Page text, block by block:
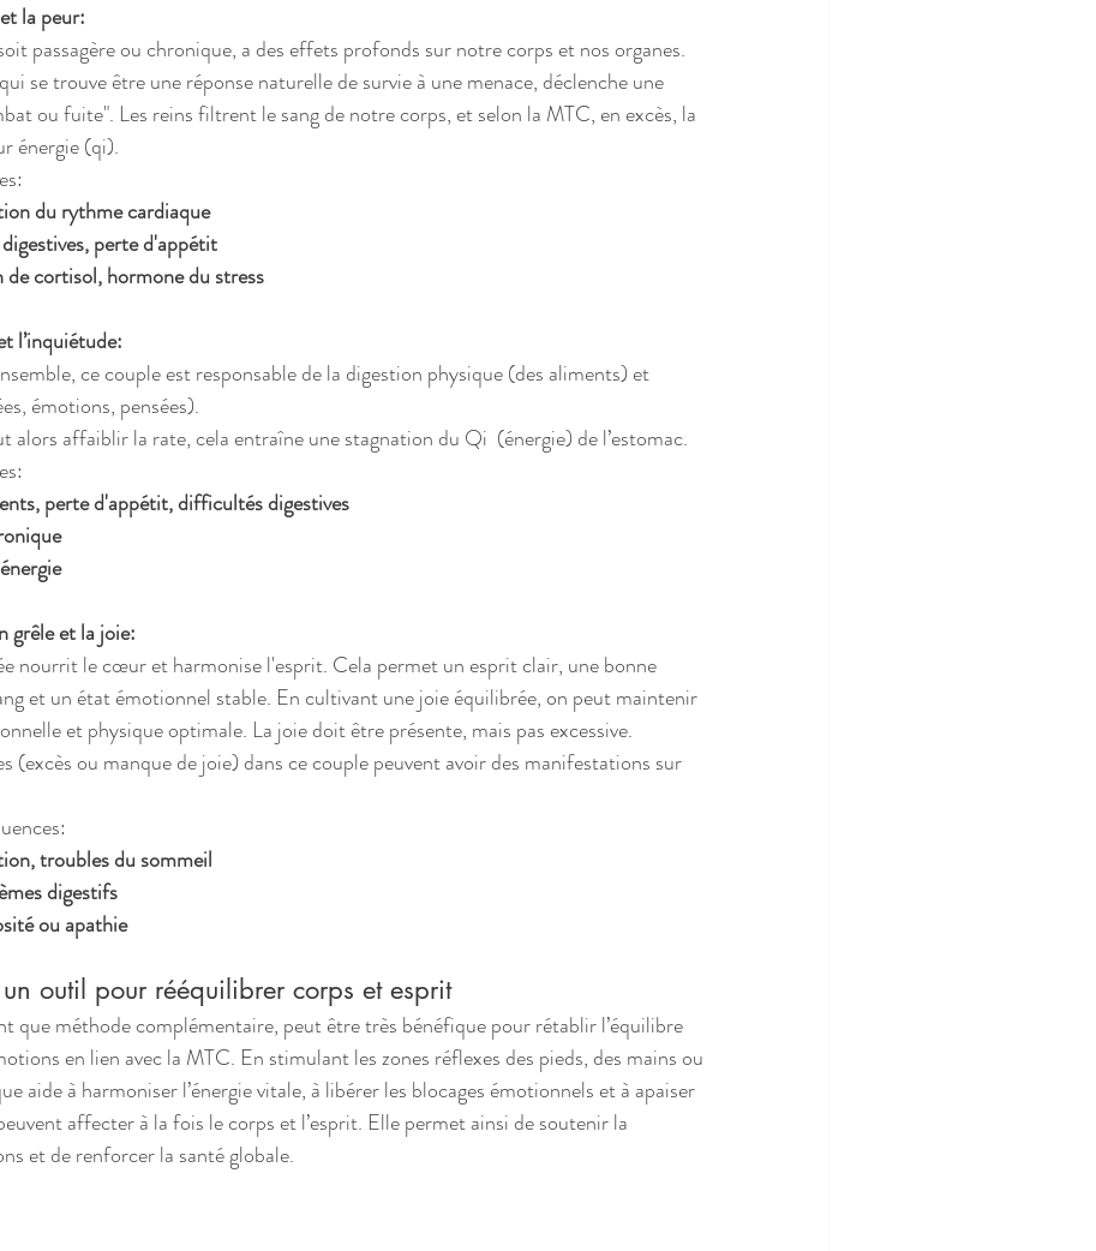
la peur:
passagère ou chronique, a des effets profonds sur notre corps et nos organes.
se trouve être une réponse naturelle de survie à une menace, déclenche une
ou fuite". Les reins filtrent le sang de notre corps, et selon la MTC, en excès, la
énergie (qi).
du rythme cardiaque
perte d'appétit
cortisol, hormone du stress
l’inquiétude:
ce couple est responsable de la digestion physique (des aliments) et
émotions, pensées).
alors affaiblir la rate, cela entraîne une stagnation du Qi  (énergie) de l’estomac.
perte d'appétit, difficultés digestives
grêle et la joie:
nourrit le cœur et harmonise l'esprit. Cela permet un esprit clair, une bonne
et un état émotionnel stable. En cultivant une joie équilibrée, on peut maintenir
et physique optimale. La joie doit être présente, mais pas excessive.
(excès ou manque de joie) dans ce couple peuvent avoir des manifestations sur
troubles du sommeil
digestifs
ou apathie
outil pour rééquilibrer corps et esprit
que méthode complémentaire, peut être très bénéfique pour rétablir l’équilibre
en lien avec la MTC. En stimulant les zones réflexes des pieds, des mains ou
aide à harmoniser l’énergie vitale, à libérer les blocages émotionnels et à apaiser
affecter à la fois le corps et l’esprit. Elle permet ainsi de soutenir la
et de renforcer la santé globale.